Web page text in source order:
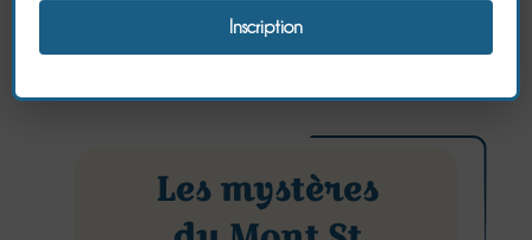
Les mystères